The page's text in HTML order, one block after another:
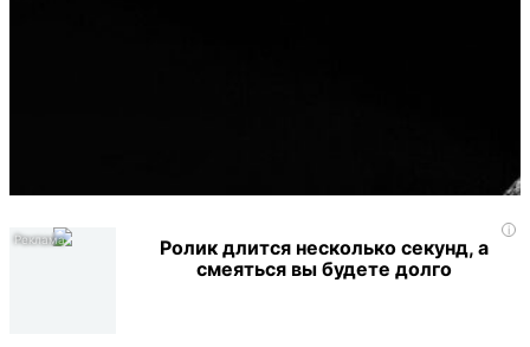
i
Ролик длится несколько секунд, а
смеяться вы будете долго